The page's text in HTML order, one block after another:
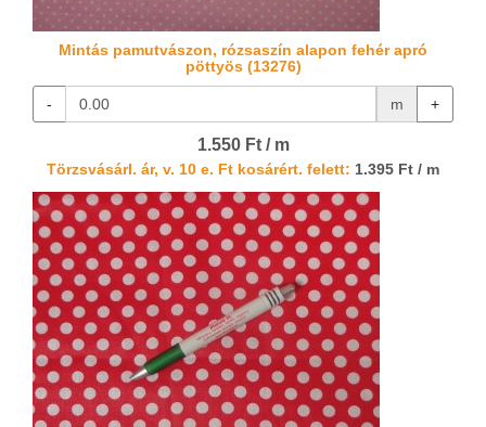
Mintás pamutvászon, rózsaszín alapon fehér apró
pöttyös (13276)
- m +
1.550 Ft / m
Törzsvásárl. ár, v. 10 e. Ft kosárért. felett: 1.395 Ft / m